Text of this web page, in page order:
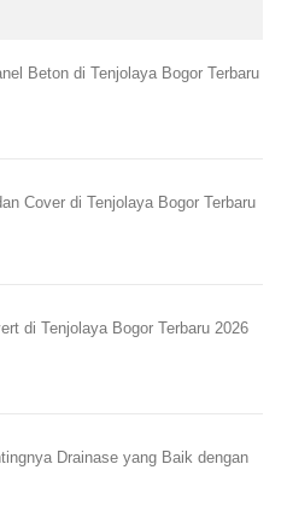
Beton di Tenjolaya Bogor Terbaru
Cover di Tenjolaya Bogor Terbaru
di Tenjolaya Bogor Terbaru 2026
Drainase yang Baik dengan